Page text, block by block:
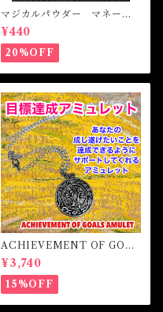
マジカルパウダー マネード
ローイング Magical Powde
r MONEY DRAWING
¥440
20%OFF
ACHIEVEMENT OF GOAL
S AMULET -あなたを目標達
成へと導くアミュレット-
¥3,740
15%OFF